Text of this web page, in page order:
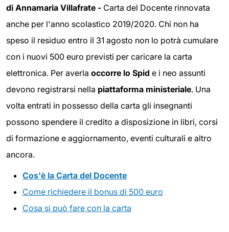
di Annamaria Villafrate - Carta del Docente rinnovata
anche per l'anno scolastico 2019/2020. Chi non ha
speso il residuo entro il 31 agosto non lo potrà cumulare
con i nuovi 500 euro previsti per caricare la carta
elettronica. Per averla occorre lo Spid e i neo assunti
devono registrarsi nella piattaforma ministeriale. Una
volta entrati in possesso della carta gli insegnanti
possono spendere il credito a disposizione in libri, corsi
di formazione e aggiornamento, eventi culturali e altro
ancora.
Cos'è la Carta del Docente
Come richiedere il bonus di 500 euro
Cosa si può fare con la carta